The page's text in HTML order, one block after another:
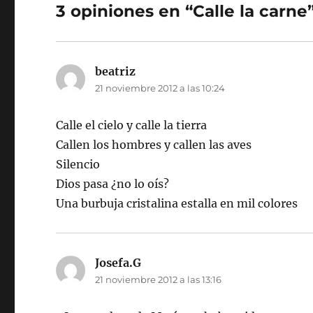
3 opiniones en “Calle la
beatriz
21 noviembre 2012 a las 10:24
Calle el cielo y calle la tierra
Callen los hombres y callen las aves
Silencio
Dios pasa ¿no lo oís?
Una burbuja cristalina estalla en mil colores
Josefa.G
21 noviembre 2012 a las 13:16